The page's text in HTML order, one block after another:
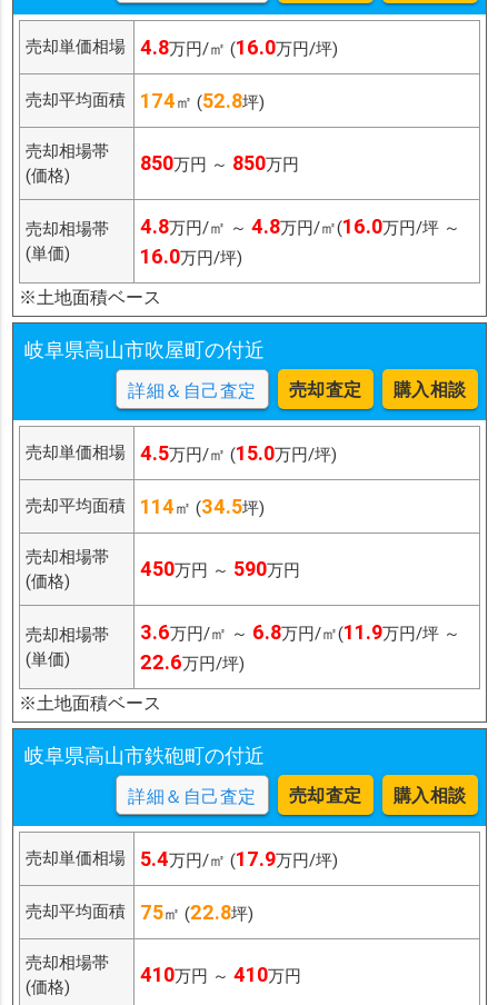
売却単価相場 4.8万円/㎡ (16.0万円/坪)
売却平均面積 174㎡ (52.8坪)
売却相場帯
(価格)
850万円 ～ 850万円
売却相場帯
(単価)
4.8万円/㎡ ～ 4.8万円/㎡(16.0万円/坪 ～
16.0万円/坪)
※土地面積ベース
岐阜県高山市吹屋町の付近
詳細＆自己査定 売却査定 購入相談
売却単価相場 4.5万円/㎡ (15.0万円/坪)
売却平均面積 114㎡ (34.5坪)
売却相場帯
(価格)
450万円 ～ 590万円
売却相場帯
(単価)
3.6万円/㎡ ～ 6.8万円/㎡(11.9万円/坪 ～
22.6万円/坪)
※土地面積ベース
岐阜県高山市鉄砲町の付近
詳細＆自己査定 売却査定 購入相談
売却単価相場 5.4万円/㎡ (17.9万円/坪)
売却平均面積 75㎡ (22.8坪)
売却相場帯
(価格)
410万円 ～ 410万円